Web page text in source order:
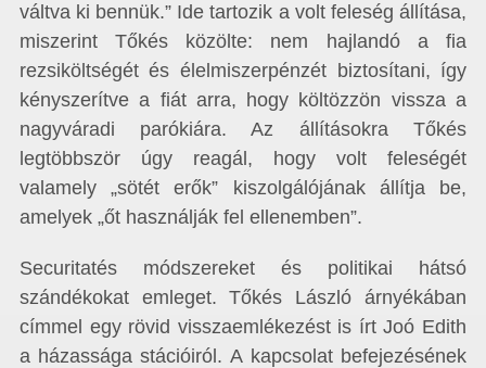
váltva ki bennük.” Ide tartozik a volt feleség állítása,
miszerint Tőkés közölte: nem hajlandó a fia
rezsiköltségét és élelmiszerpénzét biztosítani, így
kényszerítve a fiát arra, hogy költözzön vissza a
nagyváradi parókiára. Az állításokra Tőkés
legtöbbször úgy reagál, hogy volt feleségét
valamely „sötét erők” kiszolgálójának állítja be,
amelyek „őt használják fel ellenemben”.
Securitatés módszereket és politikai hátsó
szándékokat emleget. Tőkés László árnyékában
címmel egy rövid visszaemlékezést is írt Joó Edith
a házassága stációi­ról. A kapcsolat befejezésének